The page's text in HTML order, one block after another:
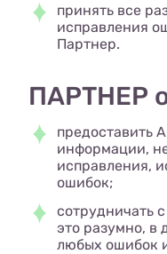
принять все
исправления
Партнер.
ПАРТНЕР
предоставить
информации,
исправления,
ошибок;
сотрудничать
это разумно, в
любых ошибок